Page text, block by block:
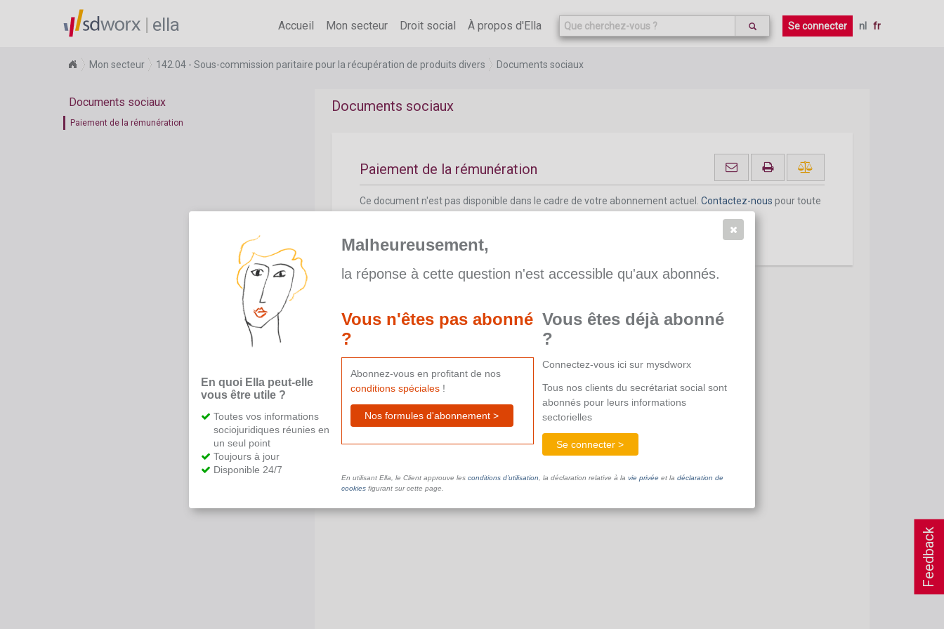
Feedback
ella Accueil Mon secteur Droit social À propos d'Ella Se connecter nl fr
Mon secteur 142.04 - Sous-commission paritaire pour la récupération de produits divers Documents sociaux
Documents sociaux
Paiement de la rémunération
Documents sociaux
Paiement de la rémunération
Ce document n'est pas disponible dans le cadre de votre abonnement actuel. Contactez-nous pour toute
En quoi Ella peut-elle
vous être utile ?
Toutes vos informations
sociojuridiques réunies en
un seul point
Toujours à jour
Disponible 24/7
Malheureusement,
la réponse à cette question n'est accessible qu'aux abonnés.
Vous n'êtes pas abonné
?
Abonnez-vous en profitant de nos
conditions spéciales!
Nos formules d'abonnement >
Vous êtes déjà abonné
?
Connectez-vous ici sur mysdworx
Tous nos clients du secrétariat social sont
abonnés pour leurs informations
sectorielles
Se connecter >
En utilisant Ella, le Client approuve les conditions d’utilisation , la déclaration relative à la vie privéeet la déclaration de
cookiesfigurant sur cette page.